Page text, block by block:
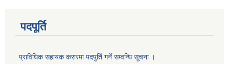
पदपूर्ति
प्राविधिक सहायक करारमा पदपुर्ति गर्ने सम्वन्धि सूचना ।